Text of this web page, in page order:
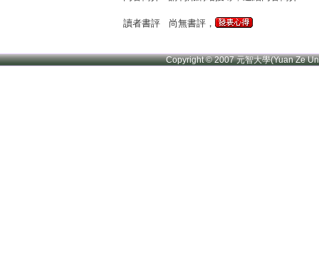
讀者書評 尚無書評，
Copyright © 2007 元智大學(Yuan Ze